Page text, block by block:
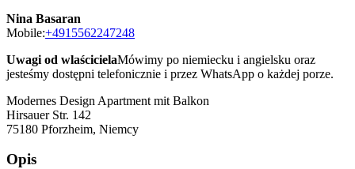
Nina Basaran
Mobile:+4915562247248
Uwagi od wlaścicielaMówimy po niemiecku i angielsku oraz
jesteśmy dostępni telefonicznie i przez WhatsApp o każdej porze.
Modernes Design Apartment mit Balkon
Hirsauer Str. 142
75180 Pforzheim, Niemcy
Opis